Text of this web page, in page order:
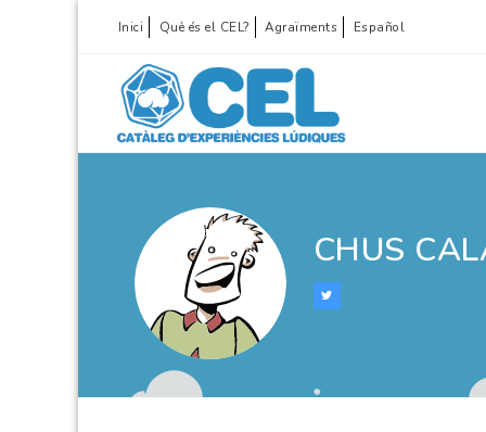
Inici Què és el CEL? Agraïments Español
CHUS